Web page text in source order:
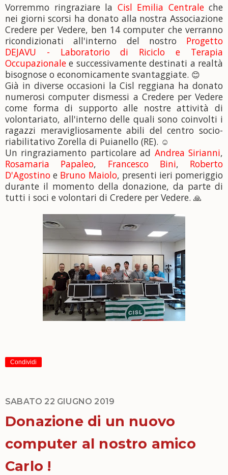
Vorremmo ringraziare la Cisl Emilia Centraleche
nei giorni scorsi ha donato alla nostra Associazione
Credere per Vedere, ben 14 computer che verranno
ricondizionati all'interno del nostro Progetto
DEJAVU - Laboratorio di Riciclo e Terapia
Occupazionale e successivamente destinati a realtà
bisognose o economicamente svantaggiate. 😊
Già in diverse occasioni la Cisl reggiana ha donato
numerosi computer dismessi a Credere per Vedere
come forma di supporto alle nostre attività di
volontariato, all'interno delle quali sono coinvolti i
ragazzi meravigliosamente abili del centro socio-
riabilitativo Zorella di Puianello (RE). ☺️
Un ringraziamento particolare ad Andrea Sirianni,
Rosamaria Papaleo, Francesco Bini, Roberto
D'Agostino e Bruno Maiolo, presenti ieri pomeriggio
durante il momento della donazione, da parte di
tutti i soci e volontari di Credere per Vedere. 🙏
Condividi
SABATO 22 GIUGNO 2019
Donazione di un nuovo
computer al nostro amico
Carlo !